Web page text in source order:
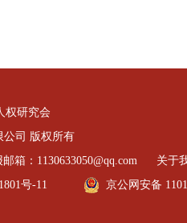
权研究会
公司 版权所有
箱：1130633050@qq.com
关于
号-11 京公网安备